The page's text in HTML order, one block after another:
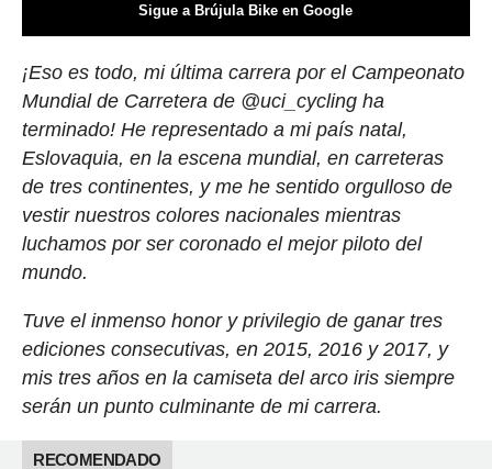
Sigue a Brújula Bike en Google
¡Eso es todo, mi última carrera por el Campeonato
Mundial de Carretera de @uci_cycling ha
terminado! He representado a mi país natal,
Eslovaquia, en la escena mundial, en carreteras
de tres continentes, y me he sentido orgulloso de
vestir nuestros colores nacionales mientras
luchamos por ser coronado el mejor piloto del
mundo.
Tuve el inmenso honor y privilegio de ganar tres
ediciones consecutivas, en 2015, 2016 y 2017, y
mis tres años en la camiseta del arco iris siempre
serán un punto culminante de mi carrera.
RECOMENDADO